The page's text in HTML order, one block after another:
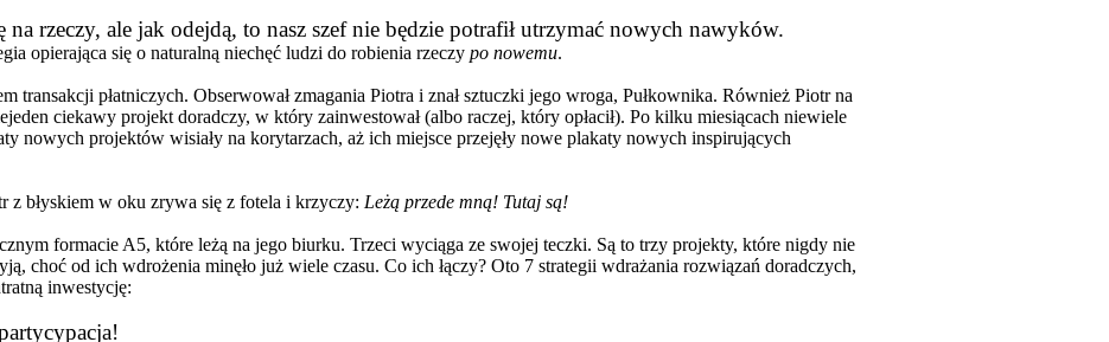
na rzeczy, ale jak odejdą, to nasz szef nie będzie potrafił utrzymać nowych nawyków.
opierająca się o naturalną niechęć ludzi do robienia rzeczy po nowemu.
transakcji płatniczych. Obserwował zmagania Piotra i znał sztuczki jego wroga, Pułkownika. Również Piotr na
ciekawy projekt doradczy, w który zainwestował (albo raczej, który opłacił). Po kilku miesiącach niewiele
nowych projektów wisiały na korytarzach, aż ich miejsce przejęły nowe plakaty nowych inspirujących
z błyskiem w oku zrywa się z fotela i krzyczy: Leżą przede mną! Tutaj są!
formacie A5, które leżą na jego biurku. Trzeci wyciąga ze swojej teczki. Są to trzy projekty, które nigdy nie
choć od ich wdrożenia minęło już wiele czasu. Co ich łączy? Oto 7 strategii wdrażania rozwiązań doradczych,
inwestycję: